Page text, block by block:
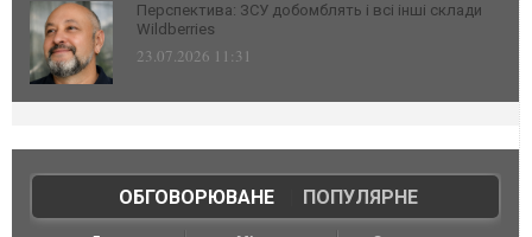
Перспектива: ЗСУ добомблять і всі інші склади
Wildberries
23.07.2026 11:31
ОБГОВОРЮВАНЕ| ПОПУЛЯРНЕ